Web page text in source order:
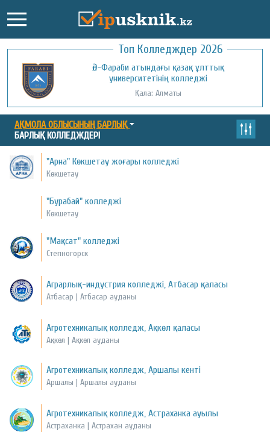
Топ Колледждер 2026
Әл-Фараби атындағы қазақ ұлттық
университетінің колледжі
Қала: Алматы
АҚМОЛА ОБЛЫСЫНЫҢ БАРЛЫҚ
БАРЛЫҚ КОЛЛЕДЖДЕРІ
"Арна" Көкшетау жоғары колледжі
Көкшетау
"Бурабай" колледжі
Көкшетау
"Мақсат" колледжі
Степногорск
Аграрлық-индустрия колледжі, Атбасар қаласы
Атбасар | Атбасар ауданы
Агротехникалық колледж, Ақкөл қаласы
Ақкөл | Ақкөл ауданы
Агротехникалық колледж, Аршалы кенті
Аршалы | Аршалы ауданы
Агротехникалық колледж, Астраханка ауылы
Астраханка | Астрахан ауданы